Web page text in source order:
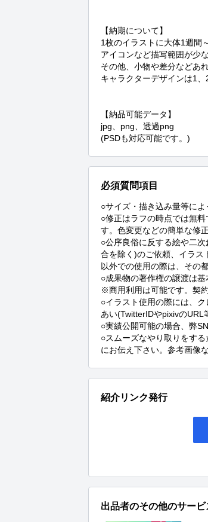
【納期について】
1枚のイラストに大体1週間
アイコンなど描写範囲が少
その他、小物や差分などあ
キャラクターデザインは1、
【納品可能データ】
jpg、png、透過png
(PSDも対応可能です。)
必須質問項目
○サイズ・描き込み量等によ
○修正はラフの時点では無
す。色変更などの簡単な修
○公序良俗に反する絵や二
合を除く)のご依頼、イラス
以外での使用の際は、その
○成果物の著作権の譲渡は
※商用利用は可能です。契
○イラスト使用の際には、
あい(TwitterIDやpixivのURL
○実績公開可能の場合、弊
○スムーズなやり取りをす
にお伝え下さい。参考画像
紹介リンク発行
出品者のその他のサービ